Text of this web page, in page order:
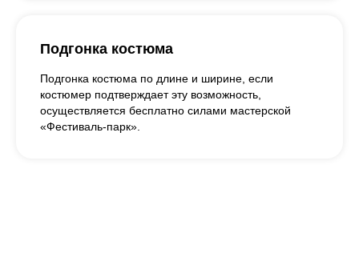
Подгонка костюма
Подгонка костюма по длине и ширине, если
костюмер подтверждает эту возможность,
осуществляется бесплатно силами мастерской
«Фестиваль-парк».